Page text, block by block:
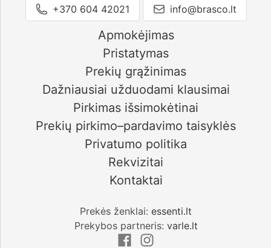
+370 604 42021 info@brasco.lt
Apmokėjimas
Pristatymas
Prekių grąžinimas
Dažniausiai užduodami klausimai
Pirkimas išsimokėtinai
Prekių pirkimo–pardavimo taisyklės
Privatumo politika
Rekvizitai
Kontaktai
Prekės ženklai: essenti.lt
Prekybos partneris: varle.lt